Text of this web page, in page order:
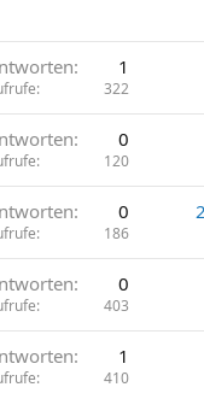
1
322
0
120
0
186
0
403
1
410